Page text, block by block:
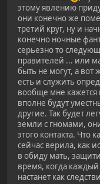
этому явлению
они конечно же
третий круг, ну и
конечно ночные
серьезно то
правителей ... или
быть не могут, а вот
есть и служить
вообще мне кажется
вполне будут
другие. Так будет
земли с гномами,
этого контакта. Что
сейчас верила, как
в обиду мать,
время, когда
настанет как